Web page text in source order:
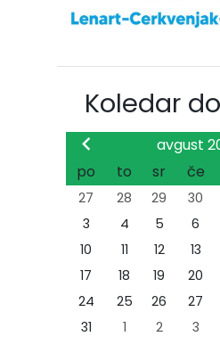
Koledar
avgust
po
to sr če
27 28 29 30
3
4 5 6
10
11 12 13
17
18 19 20
24
25 26 27
31
1 2 3